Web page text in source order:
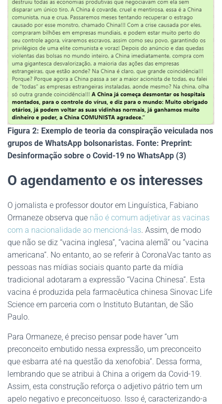
Figura 2: Exemplo de teoria da conspiração veiculada nos
grupos de WhatsApp bolsonaristas. Fonte: Preprint:
Desinformação sobre o Covid-19 no WhatsApp (3)
O agendamento e os interesses
O jornalista e professor doutor em Linguística, Fabiano
Ormaneze observa que não é comum adjetivar as vacinas
com a nacionalidade ao mencioná-las. Assim, de modo
que não se diz “vacina inglesa”, “vacina alemã” ou “vacina
americana”. No entanto, ao se referir à CoronaVac tanto as
pessoas nas mídias sociais quanto parte da mídia
tradicional adotaram a expressão “Vacina Chinesa”. Esta
vacina é produzida pela farmacêutica chinesa Sinovac Life
Science em parceria com o Instituto Butantan, de São
Paulo.
Para Ormaneze, é preciso pensar pode haver “um
preconceito embutido nessa expressão, um preconceito
que esbarra até na questão da xenofobia”. Dessa forma,
lembrando que se atribui à China a origem da Covid-19.
Assim, esta construção reforça o adjetivo pátrio tem um
apelo negativo e preconceituoso. Isso é, caracterizando-a